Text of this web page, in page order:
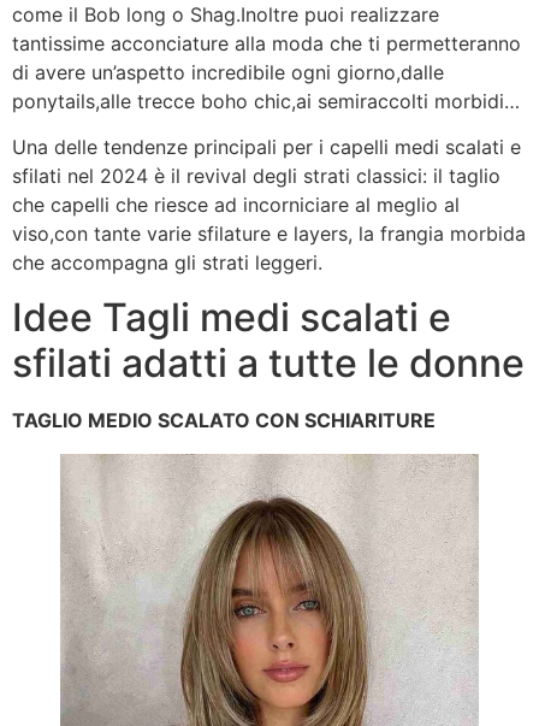
come il Bob long o Shag.Inoltre puoi realizzare
tantissime acconciature alla moda che ti permetteranno
di avere un’aspetto incredibile ogni giorno,dalle
ponytails,alle trecce boho chic,ai semiraccolti morbidi…
Una delle tendenze principali per i capelli medi scalati e
sfilati nel 2024 è il revival degli strati classici: il taglio
che capelli che riesce ad incorniciare al meglio al
viso,con tante varie sfilature e layers, la frangia morbida
che accompagna gli strati leggeri.
Idee Tagli medi scalati e
sfilati adatti a tutte le donne
TAGLIO MEDIO SCALATO CON SCHIARITURE